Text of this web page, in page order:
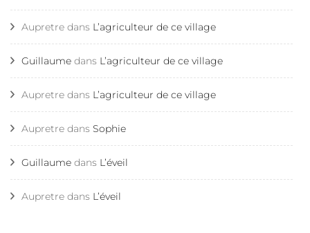
Aupretre dans L’agriculteur de ce village
Guillaume dans L’agriculteur de ce village
Aupretre dans L’agriculteur de ce village
Aupretre dans Sophie
Guillaume dans L’éveil
Aupretre dans L’éveil